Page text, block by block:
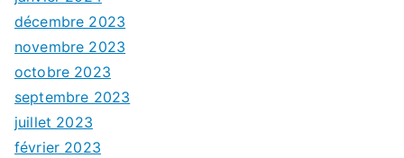
décembre 2023
novembre 2023
octobre 2023
septembre 2023
juillet 2023
février 2023